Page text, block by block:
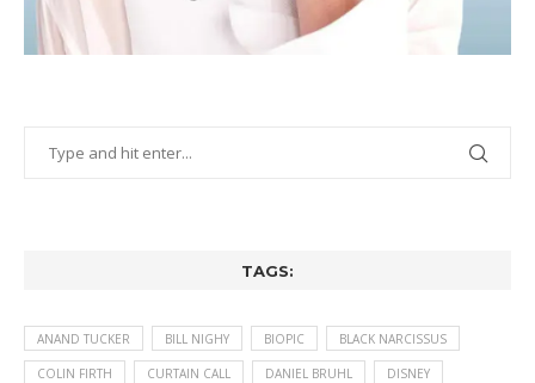
TAGS:
ANAND TUCKER BILL NIGHY BIOPIC BLACK NARCISSUS
COLIN FIRTH CURTAIN CALL DANIEL BRUHL DISNEY